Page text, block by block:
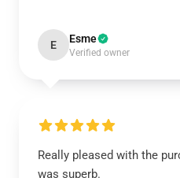
E Esme
Verified owner
Really pleased with the
was superb.